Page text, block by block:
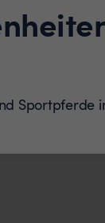
Sportpferde